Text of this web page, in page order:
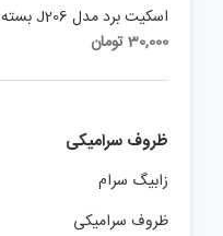
اسکیت برد مدل J206 بسته 2 عددی
30,000تومان
ظروف سرامیکی
زابیگ سرام
ظروف سرامیکی